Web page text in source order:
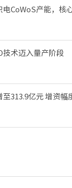
CoWoS产能，核
技术迈入量产阶段
313.9亿元 增资幅